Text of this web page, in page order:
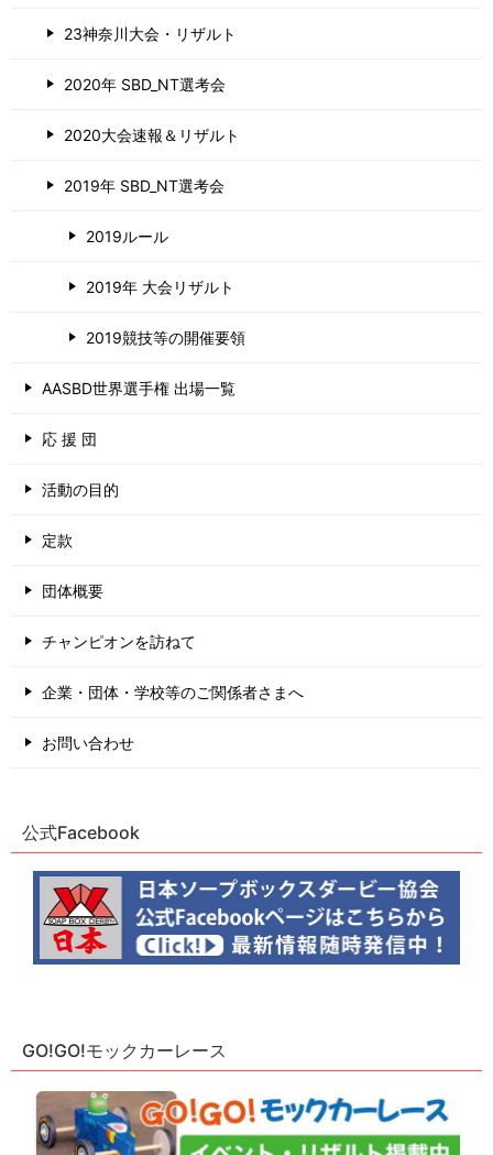
23神奈川大会・リザルト
2020年 SBD_NT選考会
2020大会速報＆リザルト
2019年 SBD_NT選考会
2019ルール
2019年 大会リザルト
2019競技等の開催要領
AASBD世界選手権 出場一覧
応 援 団
活動の目的
定款
団体概要
チャンピオンを訪ねて
企業・団体・学校等のご関係者さまへ
お問い合わせ
公式Facebook
GO!GO!モックカーレース